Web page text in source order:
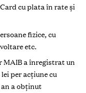
cu plata în rate şi
fizice, cu
etc.
MAIB a înregistrat un
per acţiune cu
an a obţinut